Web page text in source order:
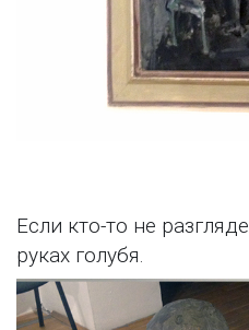
Если кто-то не
руках голубя.